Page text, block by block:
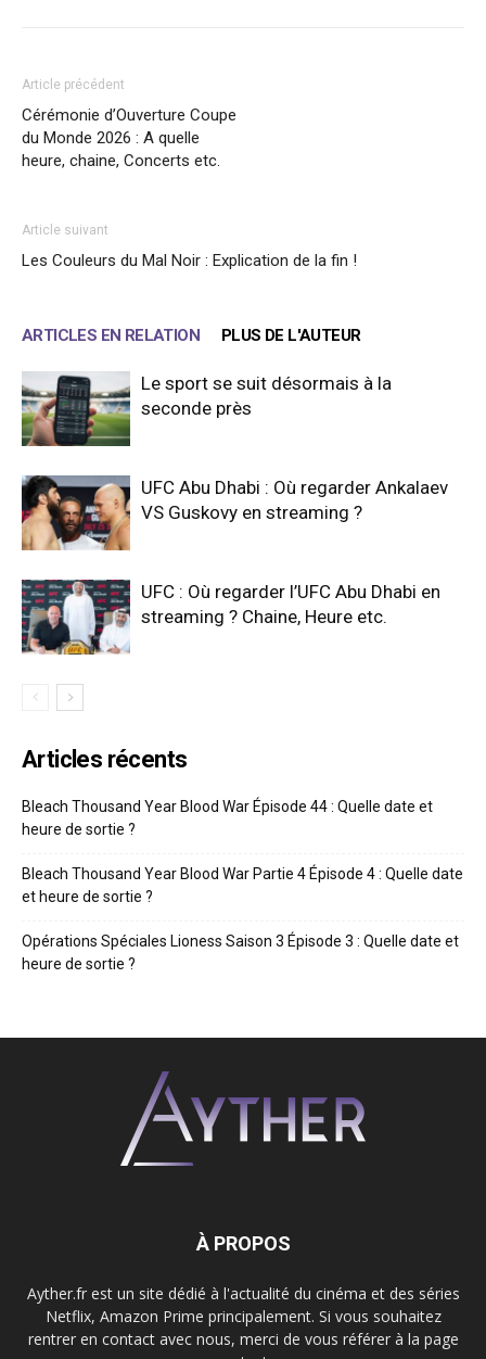
Article précédent
Cérémonie d’Ouverture Coupe
du Monde 2026 : A quelle
heure, chaine, Concerts etc.
Article suivant
Les Couleurs du Mal Noir : Explication de la fin !
ARTICLES EN RELATION PLUS DE L'AUTEUR
Le sport se suit désormais à la
seconde près
UFC Abu Dhabi : Où regarder Ankalaev
VS Guskovy en streaming ?
UFC : Où regarder l’UFC Abu Dhabi en
streaming ? Chaine, Heure etc.
Articles récents
Bleach Thousand Year Blood War Épisode 44 : Quelle date et
heure de sortie ?
Bleach Thousand Year Blood War Partie 4 Épisode 4 : Quelle date
et heure de sortie ?
Opérations Spéciales Lioness Saison 3 Épisode 3 : Quelle date et
heure de sortie ?
À PROPOS
Ayther.fr est un site dédié à l'actualité du cinéma et des séries
Netflix, Amazon Prime principalement. Si vous souhaitez
rentrer en contact avec nous, merci de vous référer à la page